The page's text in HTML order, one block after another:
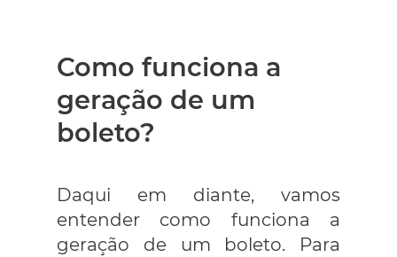
Como funciona a
geração de um
boleto?
Daqui em diante, vamos
entender como funciona a
geração de um boleto. Para